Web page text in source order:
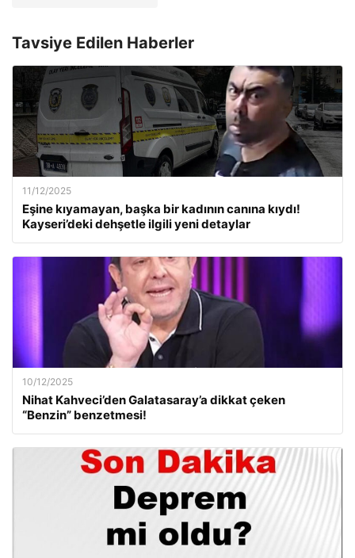
Tavsiye Edilen Haberler
11/12/2025
Eşine kıyamayan, başka bir kadının canına kıydı!
Kayseri’deki dehşetle ilgili yeni detaylar
10/12/2025
Nihat Kahveci’den Galatasaray’a dikkat çeken
“Benzin” benzetmesi!